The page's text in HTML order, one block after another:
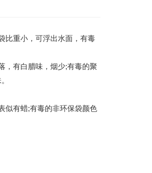
重小，可浮出水面，有毒
有白腊味，烟少;有毒的聚
有蜡;有毒的非环保袋颜色